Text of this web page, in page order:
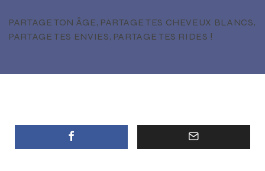
PARTAGE TON ÂGE, PARTAGE TES CHEVEUX BLANCS,
PARTAGE TES ENVIES, PARTAGE TES RIDES !